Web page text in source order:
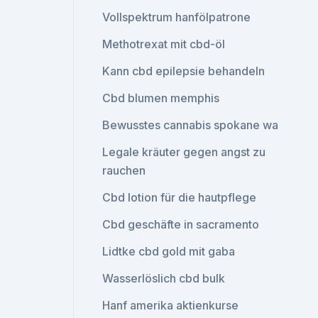
Vollspektrum hanfölpatrone
Methotrexat mit cbd-öl
Kann cbd epilepsie behandeln
Cbd blumen memphis
Bewusstes cannabis spokane wa
Legale kräuter gegen angst zu
rauchen
Cbd lotion für die hautpflege
Cbd geschäfte in sacramento
Lidtke cbd gold mit gaba
Wasserlöslich cbd bulk
Hanf amerika aktienkurse